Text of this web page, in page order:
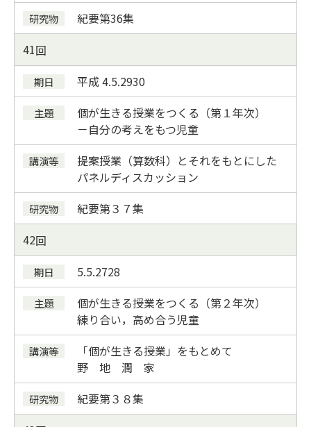
紀要第36集
41
平成 4.5.2930
個が生きる授業をつくる（第１年次）
－自分の考えをもつ児童
提案授業（算数科）とそれをもとにした
パネルディスカッション
紀要第３７集
42
5.5.2728
個が生きる授業をつくる（第２年次）
練り合い，高め合う児童
「個が生きる授業」をもとめて
野 地 潤 家
紀要第３８集